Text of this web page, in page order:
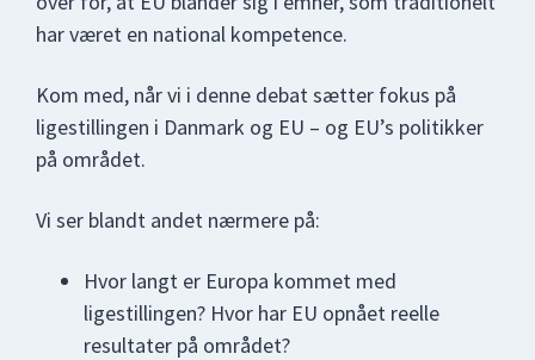
har været en national kompetence.
Kom med, når vi i denne debat sætter fokus på
ligestillingen i Danmark og EU – og EU’s politikker
på området.
Vi ser blandt andet nærmere på:
Hvor langt er Europa kommet med
ligestillingen? Hvor har EU opnået reelle
resultater på området?